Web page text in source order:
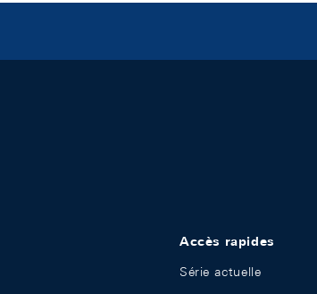
Accès rapides
Série actuelle